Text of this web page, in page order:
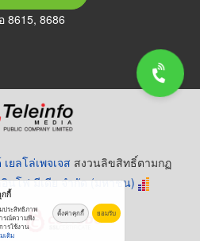
8615, 8686
ยลโล่เพจเจส สงวนลิขสิทธิ์ตามกฏ
อินโฟ มีเดีย จำกัด (มหาชน)
กี้
ประสิทธิภาพ
รณ์ความพึง
ารใช้งาน
เติม
ตั้งค่าคุกกี้ ยอมรับ